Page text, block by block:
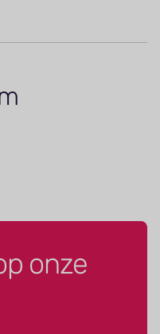
onze